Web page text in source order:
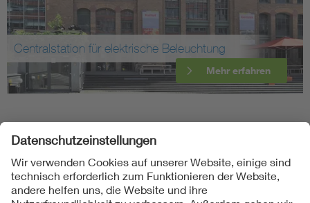
Centralstation für elektrische Beleuchtung
Mehr erfahren
Folgen Sie uns